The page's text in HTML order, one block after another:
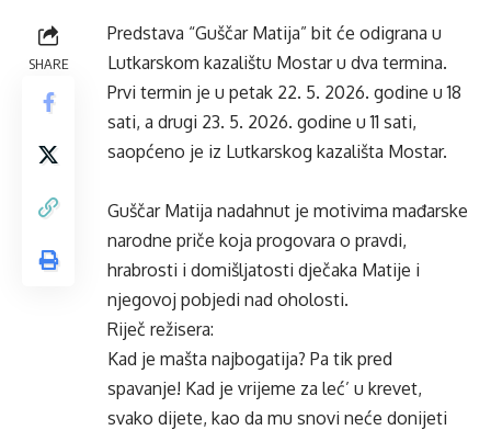
SHARE
Predstava “Guščar Matija” bit će odigrana u
Lutkarskom kazalištu Mostar u dva termina.
Prvi termin je u petak 22. 5. 2026. godine u 18
sati, a drugi 23. 5. 2026. godine u 11 sati,
saopćeno je iz Lutkarskog kazališta Mostar.
Guščar Matija nadahnut je motivima mađarske
narodne priče koja progovara o pravdi,
hrabrosti i domišljatosti dječaka Matije i
njegovoj pobjedi nad oholosti.
Riječ režisera:
Kad je mašta najbogatija? Pa tik pred
spavanje! Kad je vrijeme za leć’ u krevet,
svako dijete, kao da mu snovi neće donijeti